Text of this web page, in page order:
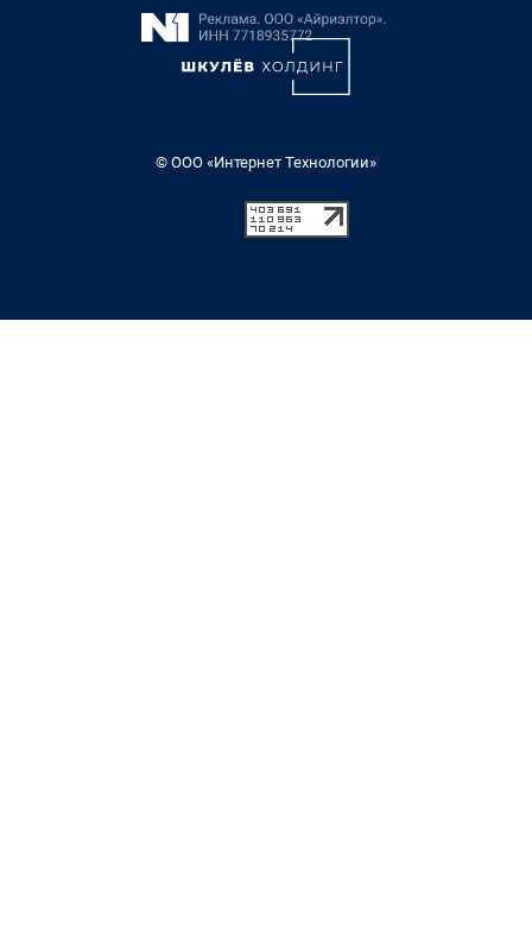
© ООО «Интернет Технологии»